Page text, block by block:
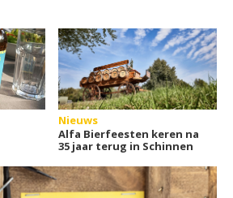
Nieuws
Alfa Bierfeesten keren na
35 jaar terug in Schinnen